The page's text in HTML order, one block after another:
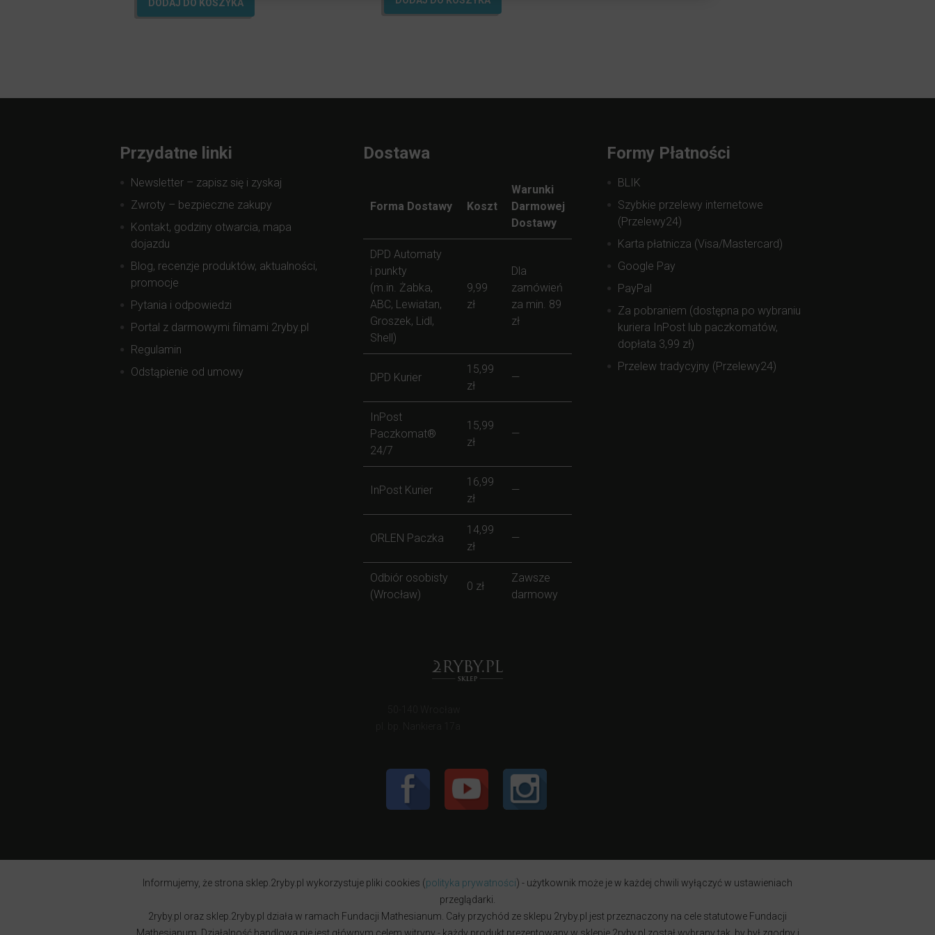
DODAJ DO KOSZYKA
Przydatne linki
Newsletter – zapisz się i zyskaj
Zwroty – bezpieczne zakupy
Kontakt, godziny otwarcia, mapa
dojazdu
Blog, recenzje produktów, aktualności,
promocje
Pytania i odpowiedzi
Portal z darmowymi filmami 2ryby.pl
Regulamin
Odstąpienie od umowy
Dostawa
Forma Dostawy Koszt
Warunki
Darmowej
Dostawy
DPD Automaty
i punkty
(m.in. Żabka,
ABC, Lewiatan,
Groszek, Lidl,
Shell)
9,99
zł
Dla
zamówień
za min. 89
zł
DPD Kurier
15,99
zł
—
InPost
Paczkomat®
24/7
15,99
zł
—
InPost Kurier
16,99
zł
—
ORLEN Paczka
14,99
zł
—
Odbiór osobisty
(Wrocław)
0 zł
Zawsze
darmowy
Formy Płatności
BLIK
Szybkie przelewy internetowe
(Przelewy24)
Karta płatnicza (Visa/Mastercard)
Google Pay
PayPal
Za pobraniem (dostępna po wybraniu
kuriera InPost lub paczkomatów,
dopłata 3,99 zł)
Przelew tradycyjny (Przelewy24)
Informujemy, że strona sklep.2ryby.pl wykorzystuje pliki cookies (polityka prywatności) - użytkownik może je w każdej chwili wyłączyć w ustawieniach
przeglądarki.
2ryby.pl oraz sklep.2ryby.pl działa w ramach Fundacji Mathesianum. Cały przychód ze sklepu 2ryby.pl jest przeznaczony na cele statutowe Fundacji